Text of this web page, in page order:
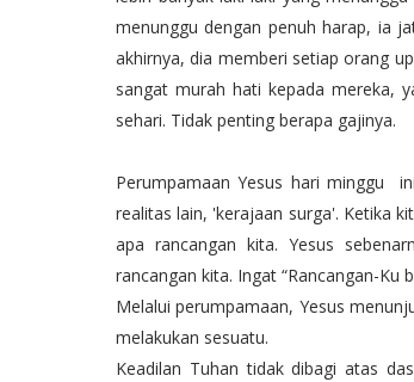
menunggu dengan penuh harap, ia
akhirnya, dia memberi setiap orang
sangat murah hati kepada mereka,
sehari. Tidak penting berapa gajinya.
Perumpamaan Yesus hari minggu
realitas lain, 'kerajaan surga'. Ketika
apa rancangan kita. Yesus
rancangan kita. Ingat “Rancangan-Ku
Melalui perumpamaan, Yesus
melakukan sesuatu.
Keadilan Tuhan tidak dibagi atas